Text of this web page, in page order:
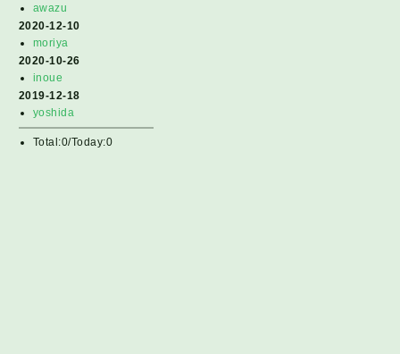
awazu
2020-12-10
moriya
2020-10-26
inoue
2019-12-18
yoshida
Total:0/Today:0